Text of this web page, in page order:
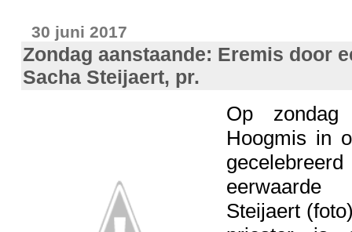
30 juni 2017
Zondag aanstaande: Eremis door
Sacha Steijaert, pr.
Op
Hoogmis in
Steijaert